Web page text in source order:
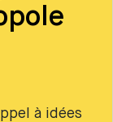
à idées